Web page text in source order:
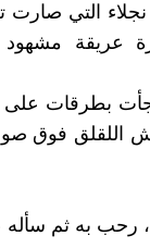
التي صارت
مشهود
بطرقات على
اللقلق فوق
، رحب به ثم